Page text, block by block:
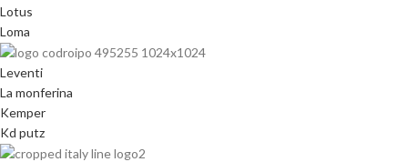
Lotus
Loma
Leventi
La monferina
Kemper
Kd putz